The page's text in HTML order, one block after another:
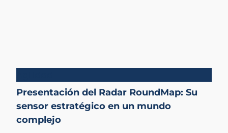
Presentación del Radar RoundMap: Su
sensor estratégico en un mundo
complejo